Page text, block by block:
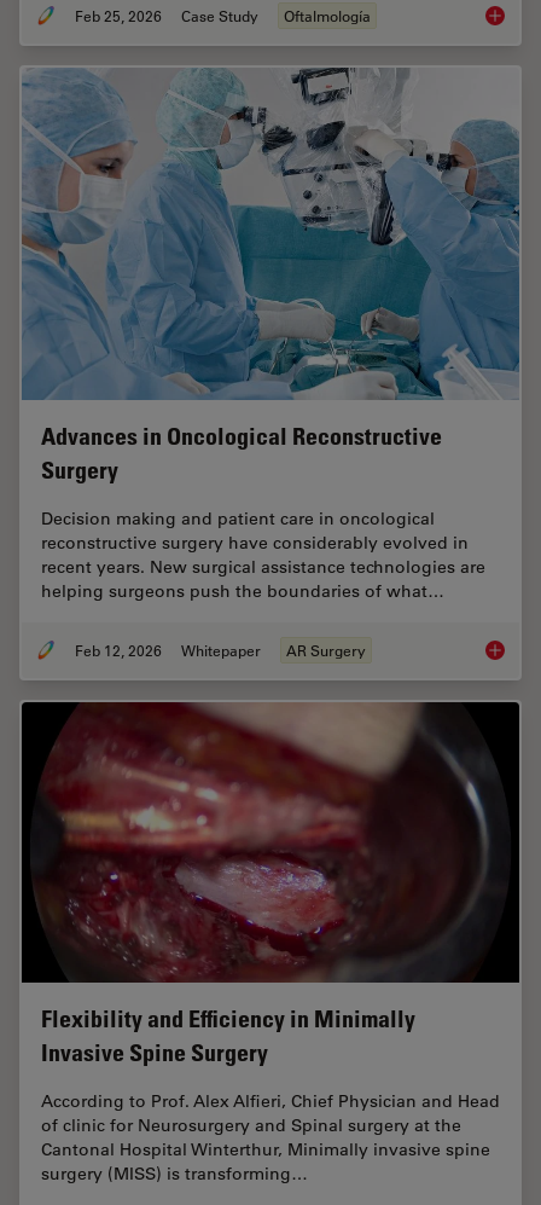
Feb 25, 2026 Case Study Oftalmología
Advances in Oncological Reconstructive
Surgery
Decision making and patient care in oncological
reconstructive surgery have considerably evolved in
recent years. New surgical assistance technologies are
helping surgeons push the boundaries of what…
Feb 12, 2026 Whitepaper AR Surgery
Flexibility and Efficiency in Minimally
Invasive Spine Surgery
According to Prof. Alex Alfieri, Chief Physician and Head
of clinic for Neurosurgery and Spinal surgery at the
Cantonal Hospital Winterthur, Minimally invasive spine
surgery (MISS) is transforming…